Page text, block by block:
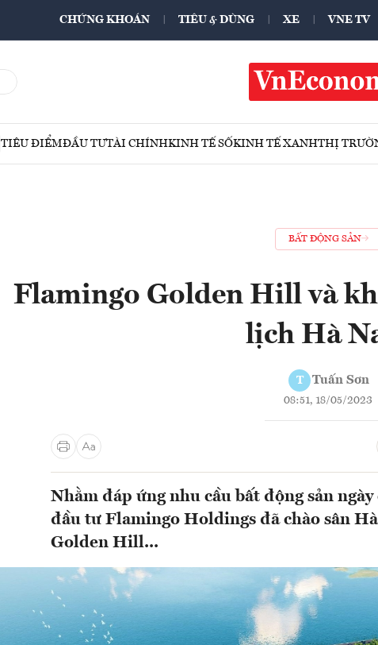
CHỨNG KHOÁN TIÊU & DÙNG XE VNE TV
TIÊU ĐIỂMĐẦU TƯTÀI CHÍNHKINH TẾ SỐKINH TẾ XANHTHỊ
BẤT ĐỘNG SẢN
Flamingo Golden Hill và
lịch Hà
T Tuấn Sơn
08:51, 18/05/2023
Nhằm đáp ứng nhu cầu bất động sản
đầu tư Flamingo Holdings đã chào sân
Golden Hill...